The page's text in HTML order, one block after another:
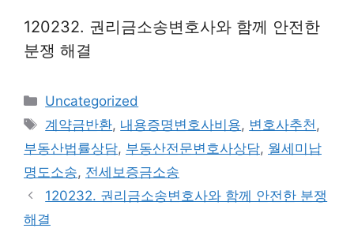
120232. 권리금소송변호사와 함께 안전한
분쟁 해결
Categories
Uncategorized
Tags
계약금반환, 내용증명변호사비용, 변호사추천 ,
부동산법률상담, 부동산전문변호사상담, 월세미납
명도소송, 전세보증금소송
120232. 권리금소송변호사와 함께 안전한 분쟁
해결